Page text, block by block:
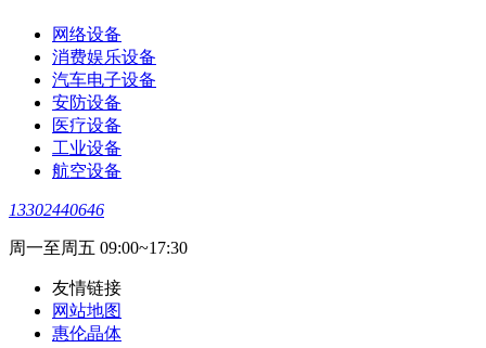
网络设备
消费娱乐设备
汽车电子设备
安防设备
医疗设备
工业设备
航空设备
13302440646
周一至周五 09:00~17:30
友情链接
网站地图
惠伦晶体